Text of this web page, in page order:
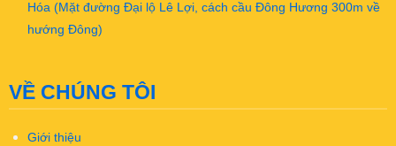
Hóa (Mặt đường Đại lộ Lê Lợi, cách cầu Đông Hương 300m về
hướng Đông)
VỀ CHÚNG TÔI
Giới thiệu